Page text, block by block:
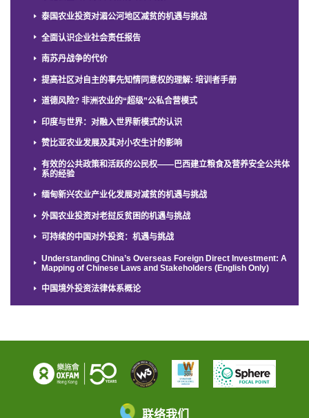
泰国农业投资对湄公河地区减贫的机遇与挑战
全面认识企业社会责任报告
南苏丹战争的代价
提高社区对自主的事先知情同意权的理解: 培训者手册
道德风险? 非洲农业的“超级”公私合营模式
印度与世界：对融入世界新模式的认识
赞比亚农业发展及其对小农生计的影响
有效的公共政策和活跃的公民权——巴西建立粮食及营养安全公共体
系的经验
缅甸新兴农业产业化发展对减贫的机遇与挑战
外国农业投资对老挝反贫困的机遇与挑战
可持续的中国对外投资：机遇与挑战
Understanding China’s Overseas Foreign Direct Investment: A
Mapping of Chinese Laws and Stakeholders (English Only)
中国境外投资法律体系概论
联络我们